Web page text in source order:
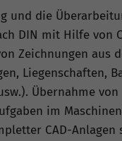
und die
DIN mit Hilfe von
Zeichnungen aus
Liegenschaften,
Übernahme von
im
CAD-Anlagen